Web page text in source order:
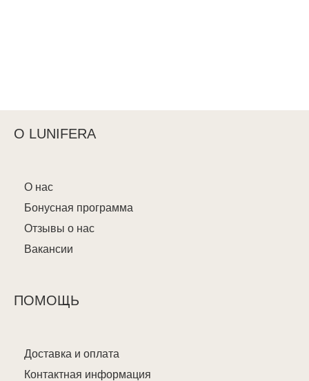
О LUNIFERA
О нас
Бонусная программа
Отзывы о нас
Вакансии
ПОМОЩЬ
Доставка и оплата
Контактная информация